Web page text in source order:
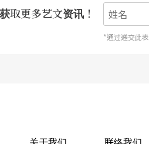
本，增添更多想像层次，如
。至于四周披挂的布料，既
作、织布等）发展而来的诗
当代）身体，撑起属于土地
取更多艺文资讯！
*通过递交此